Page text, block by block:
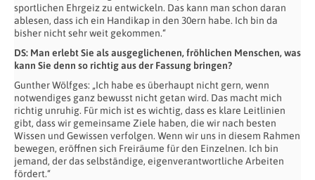
sportlichen Ehrgeiz zu entwickeln. Das kann man schon daran
ablesen, dass ich ein Handikap in den 30ern habe. Ich bin da
bisher nicht sehr weit gekommen.“
DS: Man erlebt Sie als ausgeglichenen, fröhlichen Menschen, was
kann Sie denn so richtig aus der Fassung bringen?
Gunther Wölfges: „Ich habe es überhaupt nicht gern, wenn
notwendiges ganz bewusst nicht getan wird. Das macht mich
richtig unruhig. Für mich ist es wichtig, dass es klare Leitlinien
gibt, dass wir gemeinsame Ziele haben, die wir nach besten
Wissen und Gewissen verfolgen. Wenn wir uns in diesem Rahmen
bewegen, eröffnen sich Freiräume für den Einzelnen. Ich bin
jemand, der das selbständige, eigenverantwortliche Arbeiten
fördert.“